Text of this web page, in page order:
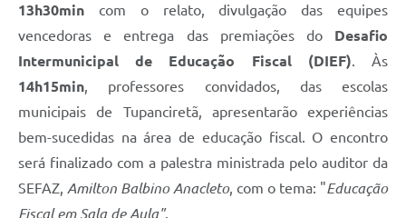
13h30min com o relato, divulgação das equipes
vencedoras e entrega das premiações do Desafio
Intermunicipal de Educação Fiscal (DIEF). Às
14h15min, professores convidados, das escolas
municipais de Tupanciretã, apresentarão experiências
bem-sucedidas na área de educação fiscal. O encontro
será finalizado com a palestra ministrada pelo auditor da
SEFAZ, Amilton Balbino Anacleto, com o tema: "Educação
Fiscal em Sala de Aula".